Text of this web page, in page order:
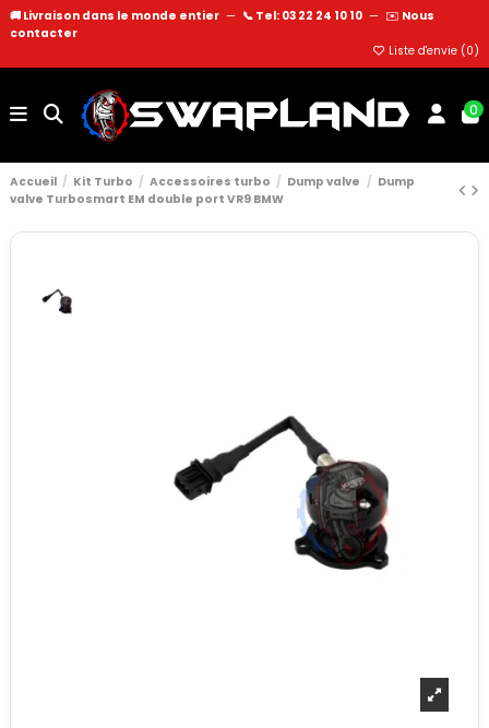
🚚 Livraison dans le monde entier — 📞 Tel: 03 22 24 10 10 — ✉️ Nous
contacter
Liste d'envie (0)
0
Accueil Kit Turbo Accessoires turbo Dump valve
Dump
valve Turbosmart EM double port VR9 BMW